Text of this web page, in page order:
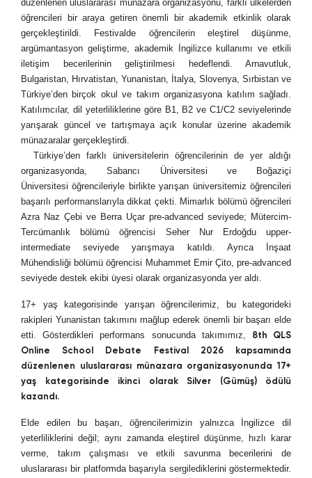
düzenlenen uluslararası münazara organizasyonu, farklı ülkelerden
öğrencileri bir araya getiren önemli bir akademik etkinlik olarak
gerçekleştirildi. Festivalde öğrencilerin eleştirel düşünme,
argümantasyon geliştirme, akademik İngilizce kullanımı ve etkili
iletişim becerilerinin geliştirilmesi hedeflendi. Arnavutluk,
Bulgaristan, Hırvatistan, Yunanistan, İtalya, Slovenya, Sırbistan ve
Türkiye’den birçok okul ve takım organizasyona katılım sağladı.
Katılımcılar, dil yeterliliklerine göre B1, B2 ve C1/C2 seviyelerinde
yarışarak güncel ve tartışmaya açık konular üzerine akademik
münazaralar gerçekleştirdi.
Türkiye’den farklı üniversitelerin öğrencilerinin de yer aldığı
organizasyonda, Sabancı Üniversitesi ve Boğaziçi
Üniversitesi öğrencileriyle birlikte yarışan üniversitemiz öğrencileri
başarılı performanslarıyla dikkat çekti. Mimarlık bölümü öğrencileri
Azra Naz Çebi ve Berra Uçar pre-advanced seviyede; Mütercim-
Tercümanlık bölümü öğrencisi Seher Nur Erdoğdu upper-
intermediate seviyede yarışmaya katıldı. Ayrıca İnşaat
Mühendisliği bölümü öğrencisi Muhammet Emir Çito, pre-advanced
seviyede destek ekibi üyesi olarak organizasyonda yer aldı.
17+ yaş kategorisinde yarışan öğrencilerimiz, bu kategorideki
rakipleri Yunanistan takımını mağlup ederek önemli bir başarı elde
etti. Gösterdikleri performans sonucunda takımımız, 8th QLS
Online School Debate Festival 2026 kapsamında
düzenlenen uluslararası münazara organizasyonunda 17+
yaş kategorisinde ikinci olarak Silver (Gümüş) ödülü
kazandı.
Elde edilen bu başarı, öğrencilerimizin yalnızca İngilizce dil
yeterliliklerini değil; aynı zamanda eleştirel düşünme, hızlı karar
verme, takım çalışması ve etkili savunma becerilerini de
uluslararası bir platformda başarıyla sergilediklerini göstermektedir.